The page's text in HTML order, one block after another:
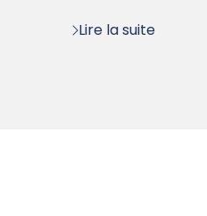
Lire la suite